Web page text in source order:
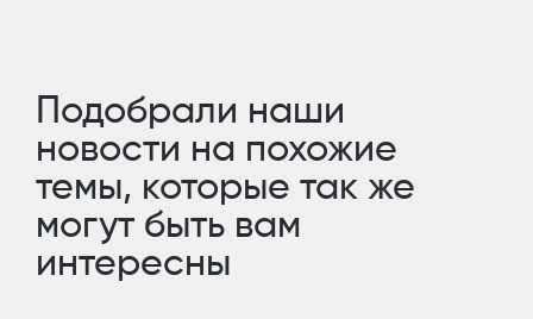
Подобрали наши
новости на похожие
темы, которые так же
могут быть вам
интересны